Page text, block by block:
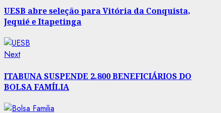
navigation
UESB abre seleção para Vitória da Conquista,
Jequié e Itapetinga
NextNext
ITABUNA SUSPENDE 2.800 BENEFICIÁRIOS DO
BOLSA FAMÍLIA